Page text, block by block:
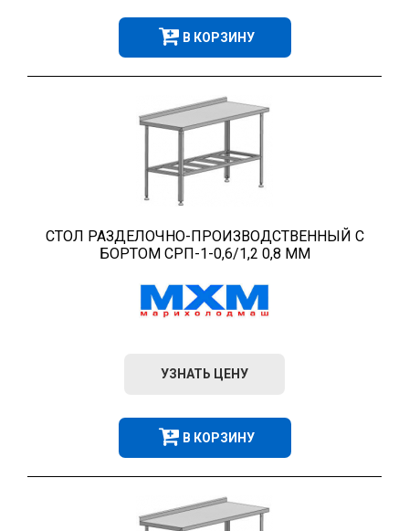
В КОРЗИНУ
СТОЛ РАЗДЕЛОЧНО-ПРОИЗВОДСТВЕННЫЙ С
БОРТОМ СРП-1-0,6/1,2 0,8 ММ
УЗНАТЬ ЦЕНУ
В КОРЗИНУ